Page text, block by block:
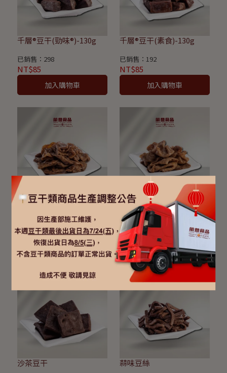
千層®豆干(勁味®)-130g
已銷售：298
NT$85
加入購物車
千層®豆干(素食)-130g
已銷售：192
NT$85
加入購物車
五香豆皮
已銷售：1157
NT$85
加入購物車
素豆皮
已銷售：562
NT$85
加入購物車
沙茶豆干 蒜味豆絲